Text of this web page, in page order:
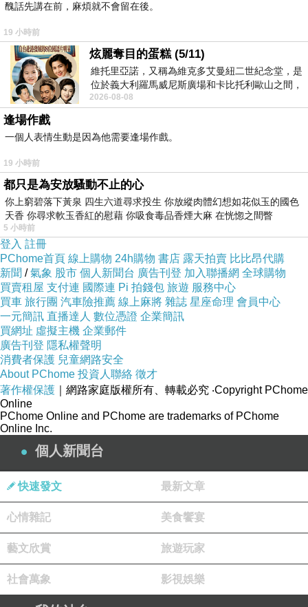
上一篇：大蘋果家族幼兒體能工作室-端午划龍舟
下一篇：大蘋果家族幼兒體能工作室-小小平衡板
醜話先講在前，麻煩就不會留在後。
19 小時前
炫麗奪目的蛋糕 (5/11)
維托里亞諾，又稱為維克多艾曼紐二世紀念堂，是
位於義大利羅馬威尼斯廣場和卡比托利歐山之間，
用以紀念統一義大利統一後的的第一位國
2026-08-08
逢場作戲
一個人表情生動是因為他需要逢場作戲。
19 小時前
都只是為安放騷動不止的心
你上窮碧落下黃泉 四生六道尋求投生 你放縱肉體幻想如花似玉的國色
天香 你尋求軟玉香紅的慰藉 你吸食毒品香煙大麻 在恍惚之間瞥
5 小時前
登入 註冊
PChome首頁 線上購物 24h購物 書店 露天拍賣 比比昂代購
新聞 /氣象 股市 個人新聞台 廣告刊登 加入聯播網 全球購物
買賣租屋 支付連 國際連 Pi 拍錢包 旅遊 服務中心
買車 旅行團 汽車險推薦 線上麻將 雜誌 星座命理 會員中心
一元簡訊 直播達人 數位憑證 企業簡訊
買網址 虛擬主機 企業郵件
廣告刊登 隱私權聲明
消費者保護 兒童網路安全
About PChome 投資人聯絡 徵才
著作權保護 ｜網路家庭版權所有、轉載必究 ‧Copyright PChome
Online
PChome Online and PChome are trademarks of PChome
Online Inc.
個人新聞台
快速發文 最新文章
心情雜記 美食饗宴
藝文欣賞 旅遊玩家
社會萬象 影視娛樂